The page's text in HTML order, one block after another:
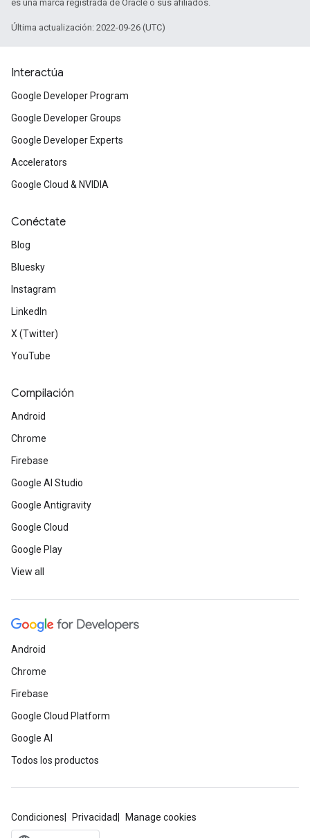
es una marca registrada de Oracle o sus afiliados.
Última actualización: 2022-09-26 (UTC)
Interactúa
Google Developer Program
Google Developer Groups
Google Developer Experts
Accelerators
Google Cloud & NVIDIA
Conéctate
Blog
Bluesky
Instagram
LinkedIn
X (Twitter)
YouTube
Compilación
Android
Chrome
Firebase
Google AI Studio
Google Antigravity
Google Cloud
Google Play
View all
Android
Chrome
Firebase
Google Cloud Platform
Google AI
Todos los productos
Condiciones Privacidad Manage cookies